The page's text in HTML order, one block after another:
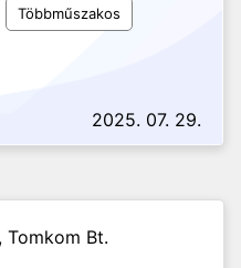
Többműszakos
2025. 07. 29.
Tomkom Bt.